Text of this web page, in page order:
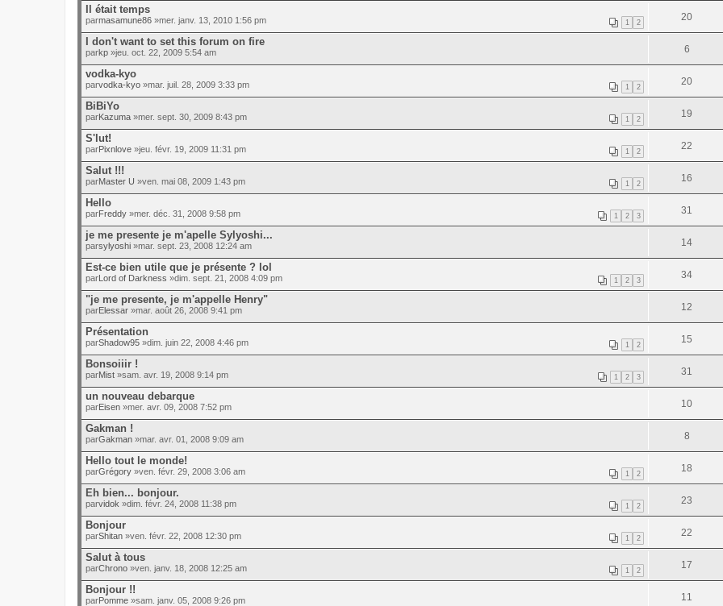
Il était temps
1 2
parmasamune86 »mer. janv. 13, 2010 1:56 pm 20
I don't want to set this forum on fire
parkp »jeu. oct. 22, 2009 5:54 am 6
vodka-kyo
1 2
parvodka-kyo »mar. juil. 28, 2009 3:33 pm 20
BiBiYo
1 2
parKazuma »mer. sept. 30, 2009 8:43 pm 19
S'lut!
1 2
parPixnlove »jeu. févr. 19, 2009 11:31 pm 22
Salut !!!
1 2
parMaster U »ven. mai 08, 2009 1:43 pm 16
Hello
1 2 3
parFreddy »mer. déc. 31, 2008 9:58 pm 31
je me presente je m'apelle Sylyoshi...
parsylyoshi »mar. sept. 23, 2008 12:24 am 14
Est-ce bien utile que je présente ? lol
1 2 3
parLord of Darkness »dim. sept. 21, 2008 4:09 pm 34
"je me presente, je m'appelle Henry"
parElessar »mar. août 26, 2008 9:41 pm 12
Présentation
1 2
parShadow95 »dim. juin 22, 2008 4:46 pm 15
Bonsoiiir !
1 2 3
parMist »sam. avr. 19, 2008 9:14 pm 31
un nouveau debarque
parEisen »mer. avr. 09, 2008 7:52 pm 10
Gakman !
parGakman »mar. avr. 01, 2008 9:09 am 8
Hello tout le monde!
1 2
parGrégory »ven. févr. 29, 2008 3:06 am 18
Eh bien... bonjour.
1 2
parvidok »dim. févr. 24, 2008 11:38 pm 23
Bonjour
1 2
parShitan »ven. févr. 22, 2008 12:30 pm 22
Salut à tous
1 2
parChrono »ven. janv. 18, 2008 12:25 am 17
Bonjour !!
parPomme »sam. janv. 05, 2008 9:26 pm 11